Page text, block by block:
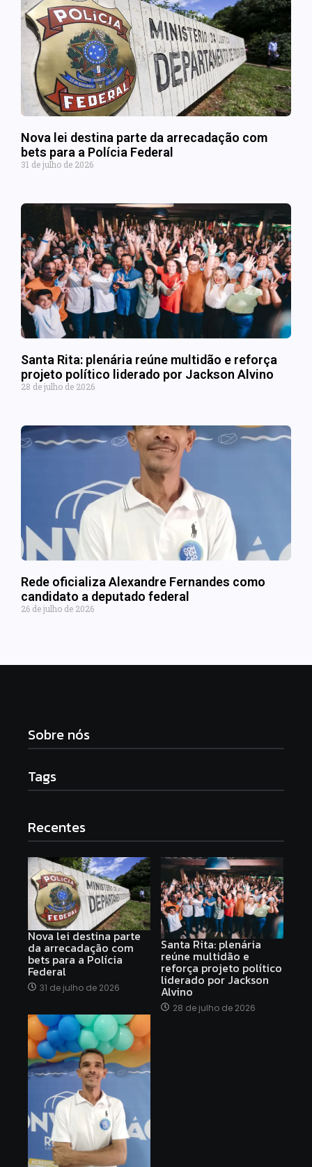
Nova lei destina parte da arrecadação com
bets para a Polícia Federal
31 de julho de 2026
Santa Rita: plenária reúne multidão e reforça
projeto político liderado por Jackson Alvino
28 de julho de 2026
Rede oficializa Alexandre Fernandes como
candidato a deputado federal
26 de julho de 2026
Sobre nós
Tags
Recentes
Nova lei destina parte
da arrecadação com
bets para a Polícia
Federal
31 de julho de 2026
Santa Rita: plenária
reúne multidão e
reforça projeto político
liderado por Jackson
Alvino
28 de julho de 2026